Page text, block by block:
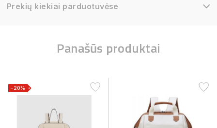
Prekių kiekiai parduotuvėse
Panašūs produktai
−20%